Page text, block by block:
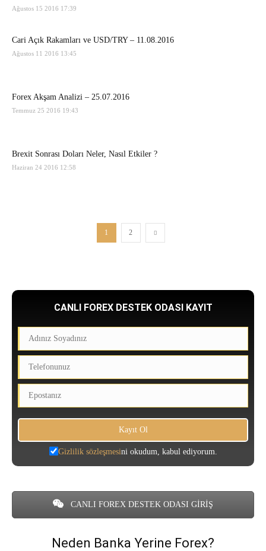
Ağustos 15 2016 17:39
Cari Açık Rakamları ve USD/TRY – 11.08.2016
Ağustos 11 2016 13:45
Forex Akşam Analizi – 25.07.2016
Temmuz 25 2016 19:43
Brexit Sonrası Doları Neler, Nasıl Etkiler ?
Haziran 24 2016 12:58
1 2
CANLI FOREX DESTEK ODASI KAYIT
Gizlilik sözleşmesini okudum, kabul ediyorum.
CANLI FOREX DESTEK ODASI GİRİŞ
Neden Banka Yerine Forex?